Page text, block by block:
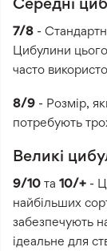
7/8 -
Цибулини
часто
8/9 - Розмір,
потребують
Великі
9/10 та 10/+ -
найбільших
забезпечують
ідеальне для